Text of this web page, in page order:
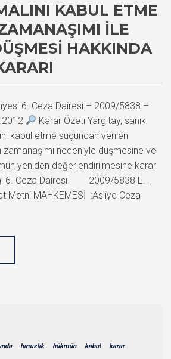
KABUL ETME
ILE
HAKKINDA
6. Ceza Dairesi – 2009/5838 –
Karar Özeti Yargıtay, sanık
kabul etme suçundan verilen
zamanaşımı nedeniyle düşmesine ve
yeniden değerlendirilmesine karar
6. Ceza Dairesi 2009/5838 E. ,
Metni MAHKEMESİ :Asliye Ceza
hırsızlık hükmün kabul karar